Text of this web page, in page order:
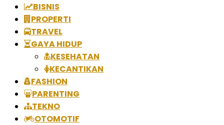
BISNIS
PROPERTI
TRAVEL
GAYA HIDUP
KESEHATAN
KECANTIKAN
FASHION
PARENTING
TEKNO
OTOMOTIF